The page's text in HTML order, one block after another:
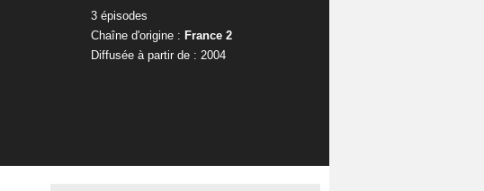
3 épisodes
Chaîne d'origine : France 2
Diffusée à partir de : 2004